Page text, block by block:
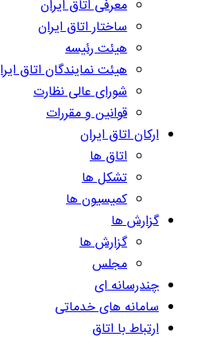
معرفی اتاق ایران
ساختار اتاق ایران
هیئت رئیسه
هیئت نمایندگان اتاق
شورای عالی نظارت
قوانین و مقررات
ارکان اتاق ایران
اتاق ها
تشکل ها
کمیسیون ها
گزارش ها
گزارش ها
مجلس
چندرسانه ای
سامانه های خدماتی
ارتباط با اتاق